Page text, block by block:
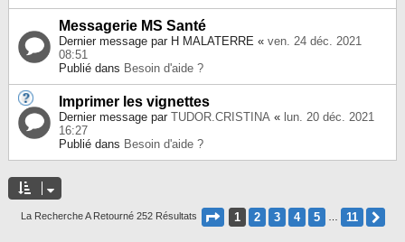
Messagerie MS Santé
Dernier message par H MALATERRE « ven. 24 déc. 2021
08:51
Publié dans Besoin d'aide ?
Imprimer les vignettes
Dernier message par TUDOR.CRISTINA « lun. 20 déc. 2021
16:27
Publié dans Besoin d'aide ?
La Recherche A Retourné 252 Résultats Page 1Sur 11
1 2 3 4 5 11